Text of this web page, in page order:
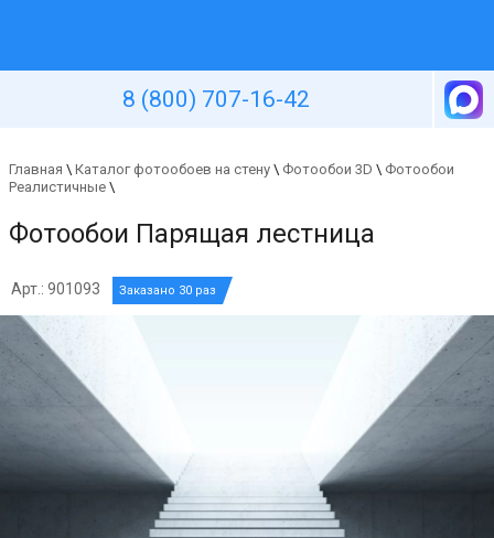
8 (800) 707-16-42
Главная \ Каталог фотообоев на стену \ Фотообои 3D \ Фотообои
Реалистичные \
Фотообои Парящая лестница
Арт.: 901093 Заказано 30 раз